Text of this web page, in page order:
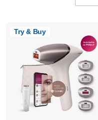
Try & Buy